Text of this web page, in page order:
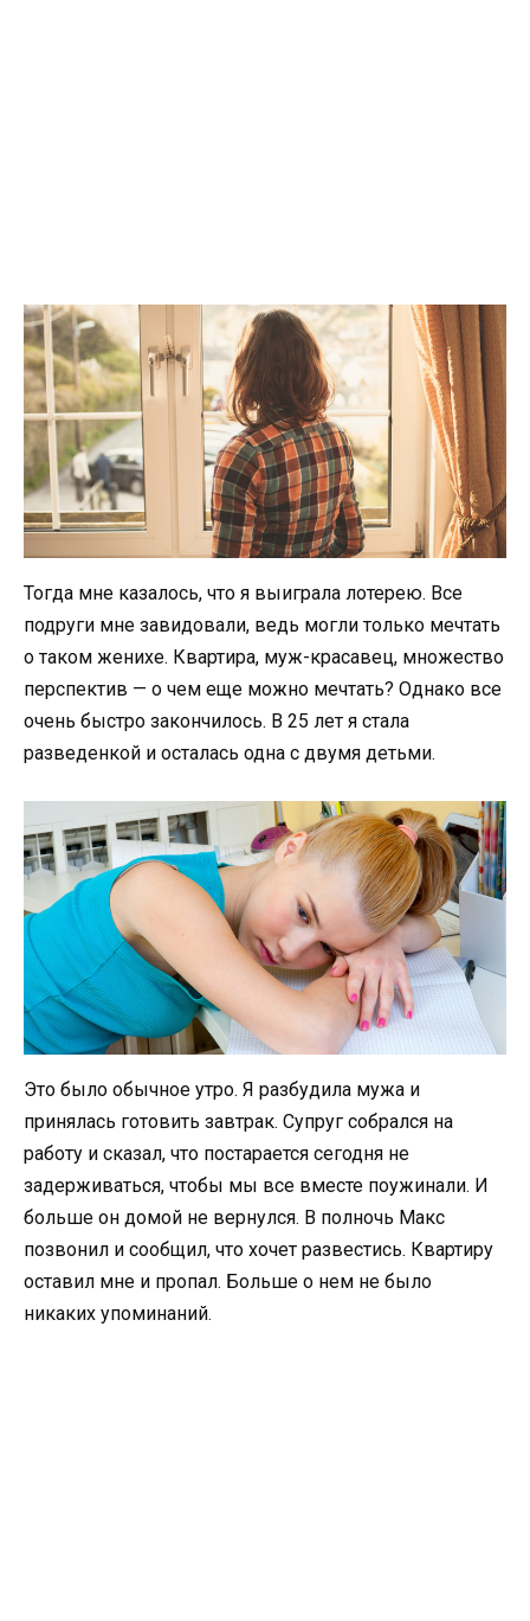
Тогда мне казалось, что я выиграла лотерею. Все
подруги мне завидовали, ведь могли только мечтать
о таком женихе. Квартира, муж-красавец, множество
перспектив — о чем еще можно мечтать? Однако все
очень быстро закончилось. В 25 лет я стала
разведенкой и осталась одна с двумя детьми.
Это было обычное утро. Я разбудила мужа и
принялась готовить завтрак. Супруг собрался на
работу и сказал, что постарается сегодня не
задерживаться, чтобы мы все вместе поужинали. И
больше он домой не вернулся. В полночь Макс
позвонил и сообщил, что хочет развестись. Квартиру
оставил мне и пропал. Больше о нем не было
никаких упоминаний.